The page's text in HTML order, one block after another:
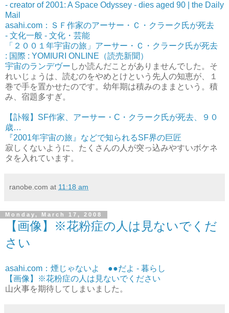
- creator of 2001: A Space Odyssey - dies aged 90 | the Daily
Mail
asahi.com：ＳＦ作家のアーサー・Ｃ・クラーク氏が死去
- 文化一般 - 文化・芸能
「２００１年宇宙の旅」アーサー・Ｃ・クラーク氏が死去
: 国際 : YOMIURI ONLINE（読売新聞）
宇宙のランデヴー しか読んだことがありませんでした。そ
れいじょうは、読むのをやめとけという先人の知恵が、１
巻で手を置かせたのです。幼年期は積みのままという。積
み、宿題多すぎ。
【訃報】SF作家、アーサー・C・クラーク氏が死去、９０
歳…
『2001年宇宙の旅』などで知られるSF界の巨匠
寂しくないように、たくさんの人が突っ込みやすいボケネ
タを入れています。
ranobe.com at 11:18 am
Monday, March 17, 2008
【画像】※花粉症の人は見ないでくだ
さい
asahi.com：煙じゃないよ ●●だよ - 暮らし
【画像】※花粉症の人は見ないでください
山火事を期待してしまいました。